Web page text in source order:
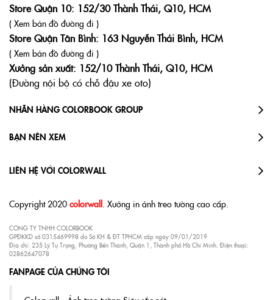
Store Quận 10: 152/30 Thành Thái, Q10, HCM
( Xem bản đồ đường đi )
Store Quận Tân Bình: 163 Nguyễn Thái Bình, HCM
( Xem bản đồ đường đi )
Xưởng sản xuất: 152/10 Thành Thái, Q10, HCM
(Đường nội bộ có chỗ đậu xe oto)
NHÃN HÀNG COLORBOOK GROUP
BẠN NÊN XEM
LIÊN HỆ VỚI COLORWALL
Copyright 2020 colorwall . Xưởng in ảnh treo tường cao cấp.
CÔNG TY TNHH COLORBOOK
GPĐKKD số 0315469998 do Sở KH & ĐT TPHCM cấp ngày 09/01/2019
Địa chỉ: 235 Lý Tự Trọng, Phường Bến Thành, Quận 1, Thành phố Hồ Chí Minh. Điện thoại:
02862647078
FANPAGE CỦA CHÚNG TÔI